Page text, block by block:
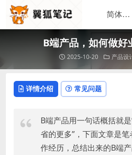
B端产品，如何做好
2025-10-20 产品设
详情介绍 常见问题
B端产品用一句话概括就
省的更多”，下面文章是
作经历，总结出来的B端